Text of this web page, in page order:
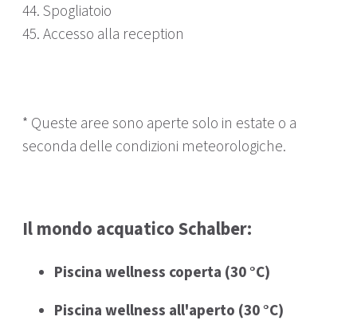
44. Spogliatoio
45. Accesso alla reception
* Queste aree sono aperte solo in estate o a
seconda delle condizioni meteorologiche.
Il mondo acquatico Schalber:
Piscina wellness coperta (30 °C)
Piscina wellness all'aperto (30 °C)